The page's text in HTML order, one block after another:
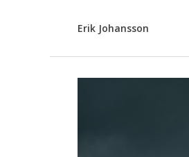
Erik Johansson